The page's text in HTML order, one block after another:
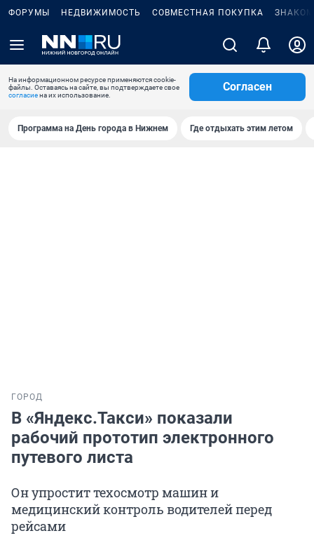
ФОРУМЫ НЕДВИЖИМОСТЬ СОВМЕСТНАЯ ПОКУПКА
На информационном ресурсе применяются cookie-
файлы. Оставаясь на сайте, вы подтверждаете свое
согласиена их использование.
Согласен
Программа на День города в Нижнем Где отдыхать этим летом
ГОРОД
В «Яндекс.Такси» показали
рабочий прототип электронного
путевого листа
Он упростит техосмотр машин и
медицинский контроль водителей перед
рейсами